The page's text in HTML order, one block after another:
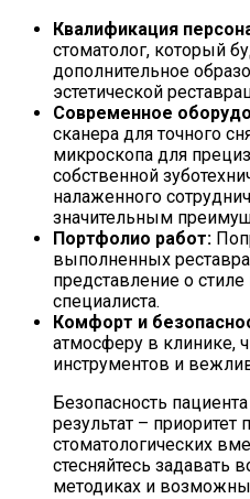
Квалификация
стоматолог, который
дополнительное
эстетической
Современное
сканера для точного
микроскопа для
собственной
налаженного
значительным
Портфолио работ:
выполненных
представление о
специалиста.
Комфорт и
атмосферу в клинике,
инструментов и
Безопасность
результат –
стоматологических
стесняйтесь задавать
методиках и